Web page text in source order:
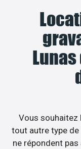
Vous souhaitez
tout autre type
ne répondent